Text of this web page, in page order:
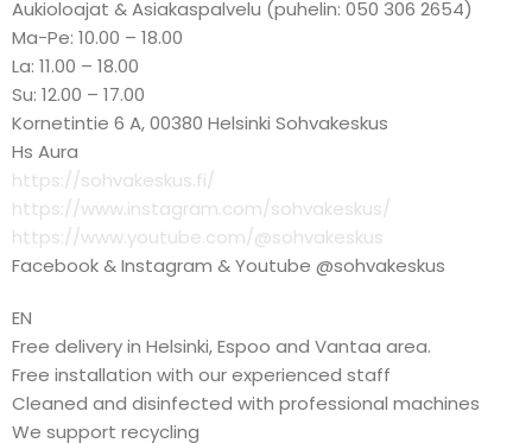
Aukioloajat & Asiakaspalvelu (puhelin: 050 306 2654)
Ma-Pe: 10.00 – 18.00
La: 11.00 – 18.00
Su: 12.00 – 17.00
Kornetintie 6 A, 00380 Helsinki Sohvakeskus
Hs Aura
https://sohvakeskus.fi/
https://www.instagram.com/sohvakeskus/
https://www.youtube.com/@sohvakeskus
Facebook & Instagram & Youtube @sohvakeskus
EN
Free delivery in Helsinki, Espoo and Vantaa area.
Free installation with our experienced staff
Cleaned and disinfected with professional machines
We support recycling